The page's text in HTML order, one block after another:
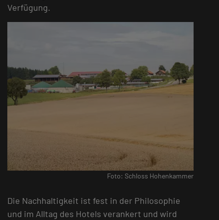
Verfügung.
Foto: Schloss Hohenkammer
Die Nachhaltigkeit ist fest in der Philosophie
und im Alltag des Hotels verankert und wird